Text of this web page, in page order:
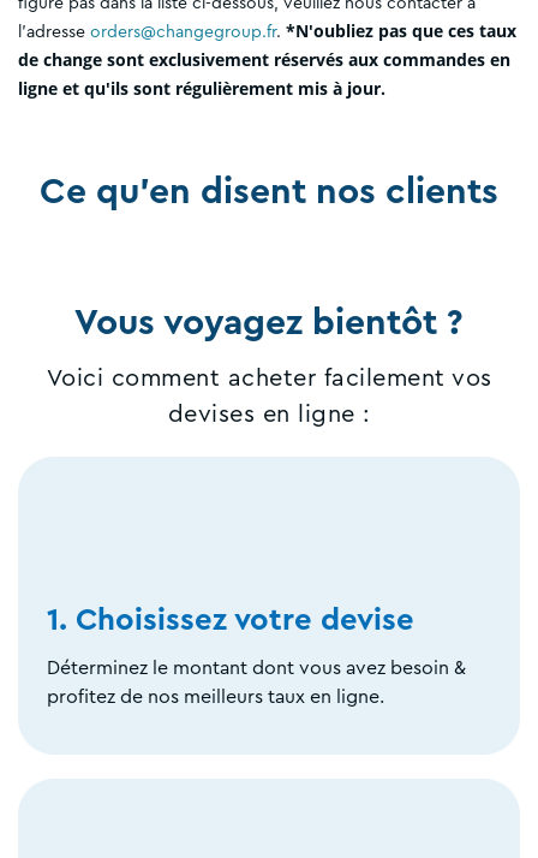
figure pas dans la liste ci-dessous, veuillez nous contacter à
l'adresse orders@changegroup.fr. *N'oubliez pas que ces taux
de change sont exclusivement réservés aux commandes en
ligne et qu'ils sont régulièrement mis à jour.
Ce qu'en disent nos clients
Vous voyagez bientôt ?
Voici comment acheter facilement vos
devises en ligne :
1. Choisissez votre devise
Déterminez le montant dont vous avez besoin &
profitez de nos meilleurs taux en ligne.